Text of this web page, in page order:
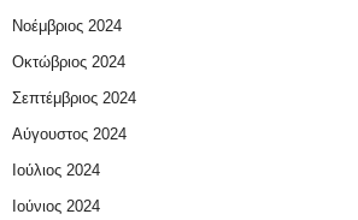
Νοέμβριος 2024
Οκτώβριος 2024
Σεπτέμβριος 2024
Αύγουστος 2024
Ιούλιος 2024
Ιούνιος 2024